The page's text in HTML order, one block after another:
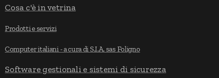
Cosa c'è in vetrina
Prodotti e servizi
Computer italiani - a cura di S.I.A. sas Foligno
Software gestionali e sistemi di sicurezza